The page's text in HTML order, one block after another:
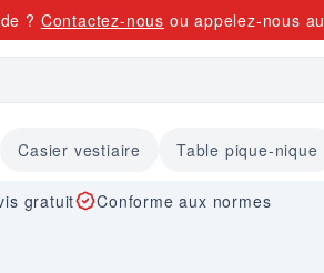
? Contactez-nous ou appelez-nous au
Casier vestiaire Table pique-nique
gratuit Conforme aux normes